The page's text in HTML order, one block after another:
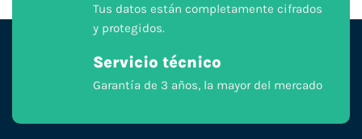
Tus datos están completamente cifrados
y protegidos.
Servicio técnico
Garantía de 3 años, la mayor del mercado